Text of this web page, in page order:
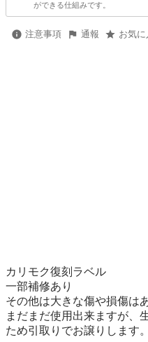
ができる仕組みです。
注意事項 通報 お気
カリモク復刻ラベル
一部補修あり
その他は大きな傷や損傷は
まだまだ使用出来ますが、
ため引取りでお譲りします。